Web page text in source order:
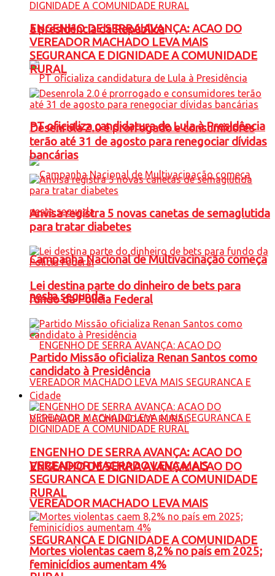
à presidência da República
PT oficializa candidatura de Lula à Presidência
Campanha Nacional de Multivacinação começa
nesta segunda
ENGENHO DE SERRA AVANÇA: ACAO DO
VEREADOR MACHADO LEVA MAIS
SEGURANCA E DIGNIDADE A COMUNIDADE
ENGENHO DE SERRA AVANÇA: ACAO DO
VEREADOR MACHADO LEVA MAIS
SEGURANCA E DIGNIDADE A COMUNIDADE
RURAL
Desenrola 2.0 é prorrogado e consumidores
terão até 31 de agosto para renegociar dívidas
bancárias
Anvisa registra 5 novas canetas de semaglutida
para tratar diabetes
Lei destina parte do dinheiro de bets para
fundo da Polícia Federal
Partido Missão oficializa Renan Santos como
candidato à Presidência
Cidade
ENGENHO DE SERRA AVANÇA: ACAO DO
VEREADOR MACHADO LEVA MAIS
SEGURANCA E DIGNIDADE A COMUNIDADE
RURAL
Mortes violentas caem 8,2% no país em 2025;
feminicídios aumentam 4%